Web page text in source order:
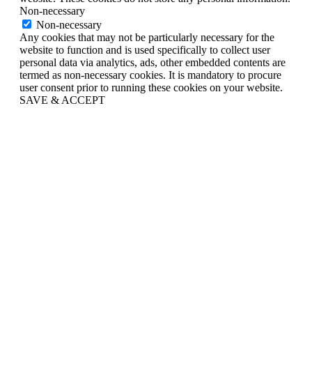
Non-necessary
Non-necessary
Any cookies that may not be particularly necessary for the
website to function and is used specifically to collect user
personal data via analytics, ads, other embedded contents are
termed as non-necessary cookies. It is mandatory to procure
user consent prior to running these cookies on your website.
SAVE & ACCEPT